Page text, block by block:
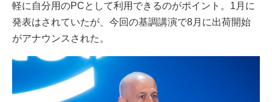
軽に自分用のPCとして利用できるのがポイント。1月に
発表はされていたが、今回の基調講演で8月に出荷開始
がアナウンスされた。